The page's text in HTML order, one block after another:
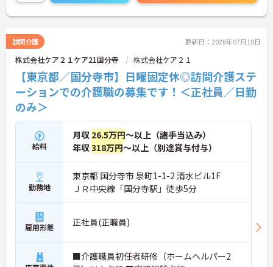
に詳細をご案内しますのでお気軽にご相談くださ
い！
訪問介護 更新日：2026年07月10日
株式会社ケア２１ケア21国分寺 株式会社ケア２１
【東京都／国分寺市】日曜固定休◎訪問介護ステ
ーションでの介護職の募集です！＜正社員／日勤
のみ＞
給料
月収 26.5万円～以上（諸手当込み）
年収318万円～以上（別途賞与付与）
勤務地
東京都 国分寺市 泉町1-1-2 清水ビル1F
ＪＲ中央線「国分寺駅」徒歩5分
雇用形態 正社員(正職員)
■介護職員初任者研修（ホームヘルパー2